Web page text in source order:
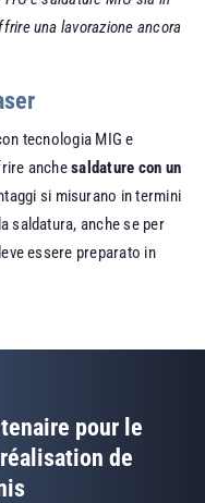
una lavorazione ancora
tecnologia MIG e
anchesaldature con un
si misurano in termini
saldatura, anche se per
essere preparato in
pour le
de